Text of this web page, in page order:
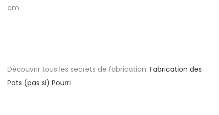
cm
Découvrir tous les secrets de fabrication: Fabrication des
Pots (pas si) Pourri